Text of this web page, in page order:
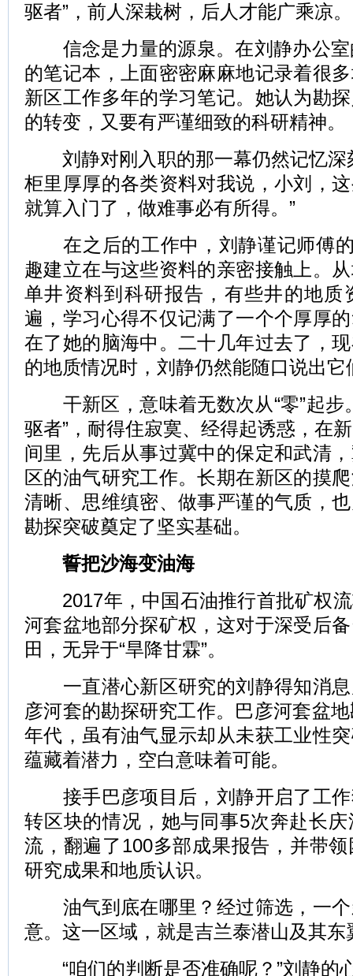
驱者”，前人深栽树，后人才能广乘凉。
信念是力量的源泉。在刘静办公室
的笔记本，上面密密麻麻地记录着很
新区工作多年的学习笔记。她认为勘
的转变，又要有严谨细致的科研精神。
刘静对刚入职的那一幕仍然记忆深
柜里厚厚的各类资料对我说，小刘，
就算入门了，做难事必有所得。”
在之后的工作中，刘静谨记师傅的
趣建立在与这些资料的亲密接触上。
单井资料到科研报告，有些井的地质
遍，学习心得不仅记满了一个个厚厚
在了她的脑海中。二十几年过去了，
的地质情况时，刘静仍然能随口说出它
干新区，意味着无数次从“零”起步
驱者”，耐得住寂寞、经得起诱惑，在
间里，先后从事过冀中的保定和武清
区的油气研究工作。长期在新区的摸
清晰、思维缜密、做事严谨的气质，
勘探突破奠定了坚实基础。
誓把沙海变油海
2017年，中国石油推行首批矿权流
河套盆地部分探矿权，这对于深受后
田，无异于“旱降甘霖”。
一直潜心新区研究的刘静得知消息
彦河套的勘探研究工作。巴彦河套盆
年代，虽有油气显示却从未获工业性
蕴藏着潜力，空白意味着可能。
接手巴彦项目后，刘静开启了工作
转区块的情况，她与同事5次奔赴长
流，翻遍了100多部成果报告，并带
研究成果和地质认识。
油气到底在哪里？经过筛选，一个
意。这一区域，就是吉兰泰潜山及其
“咱们的判断是否准确呢？”刘静的